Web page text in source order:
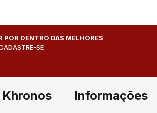
POR DENTRO DAS MELHORES
SE
Khronos Informações